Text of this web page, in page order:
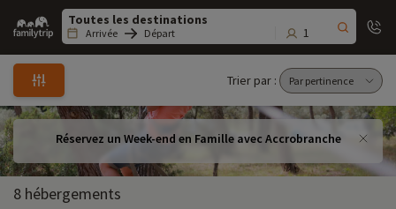
Family
trip
Arrivée Départ 1
Trier par :
Réservez un Week-end en Famille avec Accrobranche
8 hébergements